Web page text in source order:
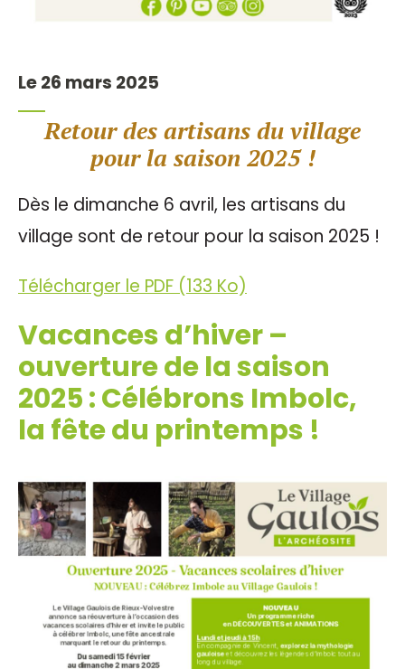
Le 26 mars 2025
Retour des artisans du village
pour la saison 2025 !
Dès le dimanche 6 avril, les artisans du
village sont de retour pour la saison 2025 !
Télécharger le PDF (133 Ko)
Vacances d’hiver –
ouverture de la saison
2025 : Célébrons Imbolc,
la fête du printemps !